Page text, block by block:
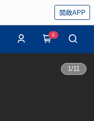
開啟APP
0
1/11